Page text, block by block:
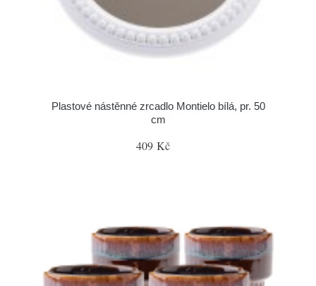
Plastové nástěnné zrcadlo Montielo bílá, pr. 50
cm
409 Kč